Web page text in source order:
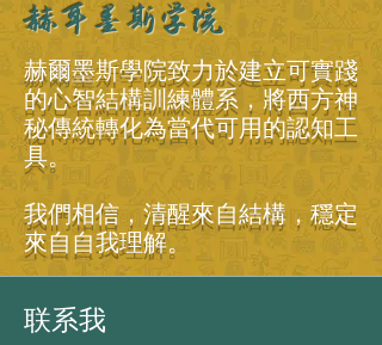
赫耳墨斯学院
赫爾墨斯學院致力於建立可實踐
的心智結構訓練體系，將西方神
秘傳統轉化為當代可用的認知工
具。
我們相信，清醒來自結構，穩定
來自自我理解。
联系我